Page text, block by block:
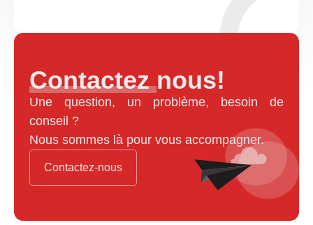
Contactez nous!
Une question, un problème, besoin de
conseil ?
Nous sommes là pour vous accompagner.
Contactez-nous